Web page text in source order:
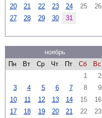
20
21 22 23 24 25
26
27
28 29 30 31
ноябрь
Пн
Вт Ср Чт Пт Сб
Вс
1
2
3
4 5 6 7 8
9
10
11 12 13 14 15
16
17
18 19 20 21 22
23